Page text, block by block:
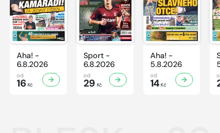
Aha! -
6.8.2026
od
16 Kč
Sport -
6.8.2026
od
29 Kč
Aha! -
5.8.2026
od
14Kč